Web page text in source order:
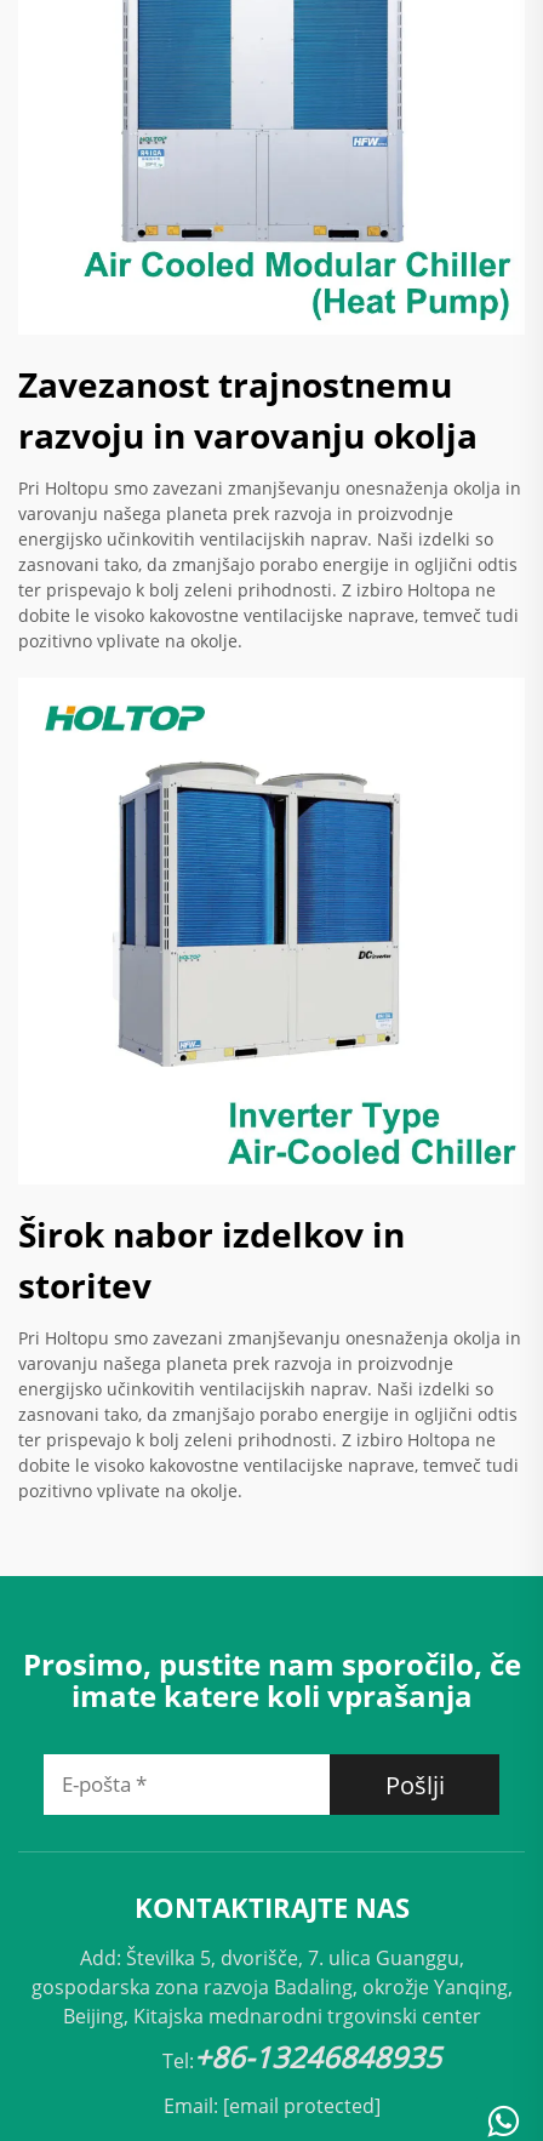
Zavezanost trajnostnemu
razvoju in varovanju okolja
Pri Holtopu smo zavezani zmanjševanju onesnaženja okolja in
varovanju našega planeta prek razvoja in proizvodnje
energijsko učinkovitih ventilacijskih naprav. Naši izdelki so
zasnovani tako, da zmanjšajo porabo energije in ogljični odtis
ter prispevajo k bolj zeleni prihodnosti. Z izbiro Holtopa ne
dobite le visoko kakovostne ventilacijske naprave, temveč tudi
pozitivno vplivate na okolje.
Širok nabor izdelkov in
storitev
Pri Holtopu smo zavezani zmanjševanju onesnaženja okolja in
varovanju našega planeta prek razvoja in proizvodnje
energijsko učinkovitih ventilacijskih naprav. Naši izdelki so
zasnovani tako, da zmanjšajo porabo energije in ogljični odtis
ter prispevajo k bolj zeleni prihodnosti. Z izbiro Holtopa ne
dobite le visoko kakovostne ventilacijske naprave, temveč tudi
pozitivno vplivate na okolje.
Prosimo, pustite nam sporočilo, če
imate katere koli vprašanja
Pošlji
KONTAKTIRAJTE NAS
Add: Številka 5, dvorišče, 7. ulica Guanggu,
gospodarska zona razvoja Badaling, okrožje Yanqing,
Beijing, Kitajska mednarodni trgovinski center
Tel:+86-13246848935
Email: [email protected]